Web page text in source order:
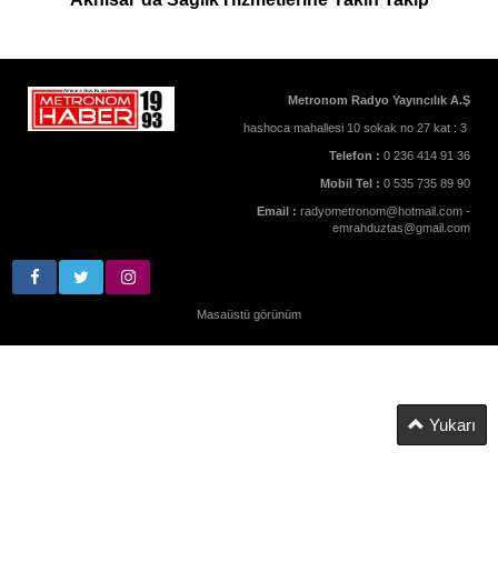
Metronom Radyo Yayıncılık A.Ş
hashoca mahallesi 10 sokak no 27 kat : 3
Telefon : 0 236 414 91 36
Mobil Tel : 0 535 735 89 90
Email : radyometronom@hotmail.com -
emrahduztas@gmail.com
Masaüstü görünüm
Yukarı